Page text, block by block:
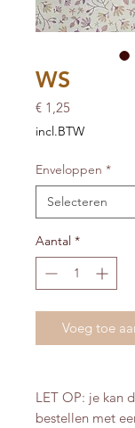
WS
€ 1,25Prijs
incl.BTW
Enveloppen *
Aantal *
Voeg toe
LET OP: je kan
bestellen met